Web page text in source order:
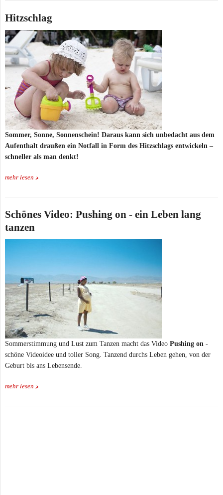
Hitzschlag
Sommer, Sonne, Sonnenschein! Daraus kann sich unbedacht aus dem
Aufenthalt draußen ein Notfall in Form des Hitzschlags entwickeln –
schneller als man denkt!
mehr lesen
Schönes Video: Pushing on - ein Leben lang
tanzen
Sommerstimmung und Lust zum Tanzen macht das Video Pushing on -
schöne Videoidee und toller Song. Tanzend durchs Leben gehen, von der
Geburt bis ans Lebensende.
mehr lesen